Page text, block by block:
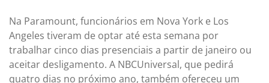
Na Paramount, funcionários em Nova York e Los
Angeles tiveram de optar até esta semana por
trabalhar cinco dias presenciais a partir de janeiro ou
aceitar desligamento. A NBCUniversal, que pedirá
quatro dias no próximo ano, também ofereceu um